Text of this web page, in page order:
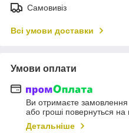
Самовивіз
Всі умови доставки
Умови оплати
Ви отримаєте замовлення
або гроші повернуться на
Детальніше